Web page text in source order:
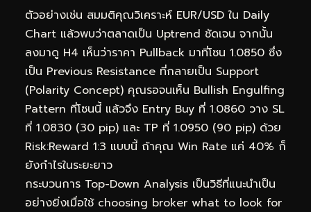
ตัวอย่างเช่น สมมติคุณวิเคราะห์ EUR/USD ใน Daily
Chart แล้วพบว่าตลาดเป็น Uptrend ชัดเจน จากนั้น
ลงมาดู H4 เห็นว่าราคา Pullback มาที่โซน 1.0850 ซึ่ง
เป็น Previous Resistance ที่กลายเป็น Support
(Polarity Concept) คุณรอจนเห็น Bullish Engulfing
Pattern ที่โซนนี้ แล้วจึง Entry Buy ที่ 1.0860 วาง SL
ที่ 1.0830 (30 pip) และ TP ที่ 1.0950 (90 pip) ด้วย
Risk:Reward 1:3 แบบนี้ ถ้าคุณ Win Rate แค่ 40% ก็
ยังกำไรในระยะยาว
กระบวนการ Top-Down Analysis เป็นวิธีที่แนะนำเป็น
อย่างยิ่งเมื่อใช้ choosing broker what to look for